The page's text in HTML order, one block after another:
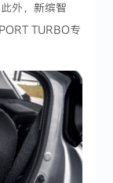
外，新缤智
TURBO专